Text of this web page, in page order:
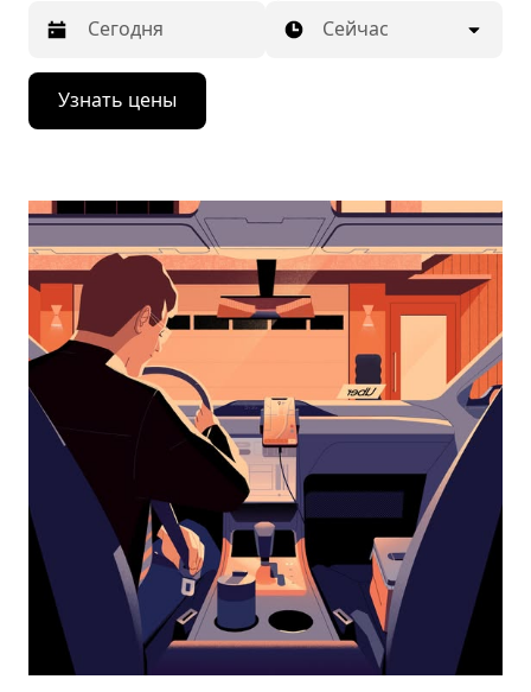
Нажмите
стрелку
вниз,
календарю
выбрать
дату.
Чтобы
закрыть
календарь,
нажмите
Esc.
Сейчас
Узнать цены